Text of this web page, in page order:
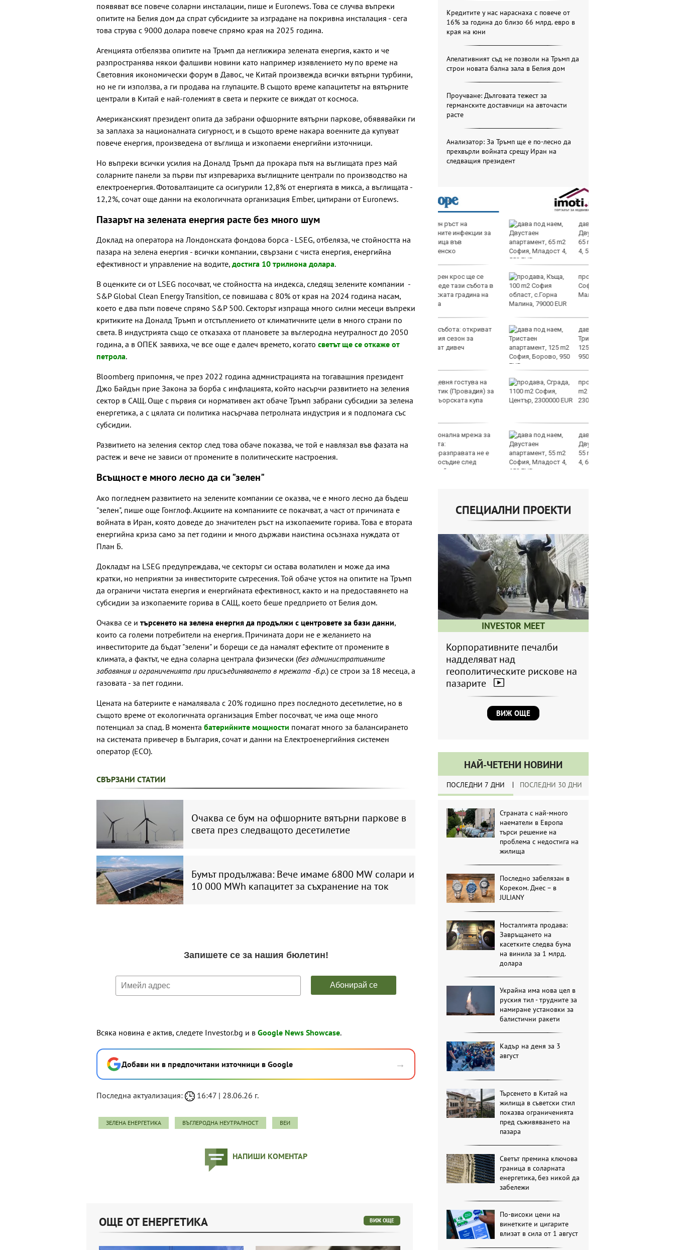
появяват все повече соларни инсталации, пише и Euronews. Това се случва въпреки
опитите на Белия дом да спрат субсидиите за изградане на покривна инсталация - сега
това струва с 9000 долара повече спрямо края на 2025 година.
Агенцията отбелязва опитите на Тръмп да неглижира зелената енергия, както и че
разпространява някои фалшиви новини като например изявлението му по време на
Световния икономически форум в Давос, че Китай произвежда всички вятърни турбини,
но не ги използва, а ги продава на глупаците. В същото време капацитетът на вятърните
централи в Китай е най-големият в света и перките се виждат от космоса.
Американският президент опита да забрани офшорните вятърни паркове, обявявайки ги
за заплаха за националната сигурност, и в същото време накара военните да купуват
повече енергия, произведена от въглища и изкопаеми енергийни източници.
Но въпреки всички усилия на Доналд Тръмп да прокара пътя на въглищата през май
соларните панели за първи път изпревариха въглищните централи по производство на
електроенергия. Фотовалтаиците са осигурили 12,8% от енергията в микса, а въглищата -
12,2%, сочат още данни на екологичната организация Ember, цитирани от Euronews.
Пазарът на зелената енергия расте без много шум
Доклад на оператора на Лондонската фондова борса - LSEG, отбеляза, че стойността на
пазара на зелена енергия - всички компании, свързани с чиста енергия, енергийна
ефективност и управление на водите, достига 10 трилиона долара.
В оценките си от LSEG посочват, че стойността на индекса, следящ зелените компании -
S&P Global Clean Energy Transition, се повишава с 80% от края на 2024 година насам,
което е два пъти повече спрямо S&P 500. Секторът изпраща много силни месеци въпреки
критиките на Доналд Тръмп и отстъплението от климатичните цели в много страни по
света. В индустрията също се отказаха от плановете за въглеродна неутралност до 2050
година, а в ОПЕК заявиха, че все още е далеч времето, когато светът ще се откаже от
петрола.
Bloomberg припомня, че през 2022 година адмнистрацията на тогавашния президент
Джо Байдън прие Закона за борба с инфлацията, който насърчи развитието на зеления
сектор в САЩ. Още с първия си нормативен акт обаче Тръмп забрани субсидии за зелена
енергетика, а с цялата си политика насърчава петролната индустрия и я подпомага със
субсидии.
Развитието на зеления сектор след това обаче показва, че той е навлязал във фазата на
растеж и вече не зависи от промените в политическите настроения.
Всъщност е много лесно да си "зелен"
Ако погледнем развитието на зелените компании се оказва, че е много лесно да бъдеш
"зелен", пише още Гонглоф. Акциите на компаниите се покачват, а част от причината е
войната в Иран, която доведе до значителен ръст на изкопаемите горива. Това е втората
енергийна криза само за пет години и много държави наистина осъзнаха нуждата от
План Б.
Докладът на LSEG предупреждава, че секторът си остава волатилен и може да има
кратки, но неприятни за инвеститорите сътресения. Той обаче устоя на опитите на Тръмп
да ограничи чистата енергия и енергийната ефективност, както и на предоставянето на
субсидии за изкопаемите горива в САЩ, което беше предприето от Белия дом.
Очаква се и търсенето на зелена енергия да продължи с центровете за бази данни,
които са големи потребители на енергия. Причината дори не е желанието на
инвеститорите да бъдат "зелени" и борещи се да намалят ефектите от промените в
климата, а фактът, че една соларна централа физически (без административните
забавяния и ограниченията при присъединяването в мрежата -б.р.) се строи за 18 месеца, а
газовата - за пет години.
Цената на батериите е намалявала с 20% годишно през последното десетилетие, но в
същото време от екологичната организация Ember посочват, че има още много
потенциал за спад. В момента батерийните мощности помагат много за балансирането
на системата привечер в България, сочат и данни на Електроенергийния системен
оператор (ЕСО).
СВЪРЗАНИ СТАТИИ
Очаква се бум на офшорните вятърни паркове в
света през следващото десетилетие
Бумът продължава: Вече имаме 6800 MW солари и
10 000 MWh капацитет за съхранение на ток
Всяка новина е актив, следете Investor.bg и в Google News Showcase.
Добави ни в предпочитани източници в Google →
Последна актуализация: 16:47 | 28.06.26 г.
ЗЕЛЕНА ЕНЕРГЕТИКА ВЪГЛЕРОДНА НЕУТРАЛНОСТ ВЕИ
НАПИШИ КОМЕНТАР
Кредитите у нас нараснаха с повече от
16% за година до близо 66 млрд. евро в
края на юни
Апелативният съд не позволи на Тръмп да
строи новата бална зала в Белия дом
Проучване: Дълговата тежест за
германските доставчици на авточасти
расте
Анализатор: За Тръмп ще е по-лесно да
прехвърли войната срещу Иран на
следващия президент
седмица във
Варненско
проведе тази събота в
Морската градина на
Тази събота: откриват
ловния сезон за
пернат дивеч
ФК Девня гостува на
Атлетик (Провадия) за
Аматьорската купа
децата:
дава под наем,
Двустаен апартамент,
65 m2 София, Младост
4, 550 EUR
продава, Къща, 100 m2
София област, с.Горна
Малина, 79000 EUR
дава под наем,
Тристаен апартамент,
125 m2 София, Борово,
950 EUR
продава, Сграда, 1100
m2 София, Център,
2300000 EUR
дава под наем,
Двустаен апартамент,
55 m2 София, Младост
4, 650 EUR
СПЕЦИАЛНИ ПРОЕКТИ
INVESTOR MEET
Корпоративните печалби
надделяват над
геополитическите рискове на
пазарите
ВИЖ ОЩЕ
НАЙ-ЧЕТЕНИ НОВИНИ
ПОСЛЕДНИ 7 ДНИ ПОСЛЕДНИ 30 ДНИ
Страната с най-много
наематели в Европа
търси решение на
проблема с недостига на
жилища
Последно забелязан в
Кореком. Днес – в
JULIANY
Носталгията продава:
Завръщането на
касетките следва бума
на винила за 1 млрд.
долара
Украйна има нова цел в
руския тил - трудните за
намиране установки за
балистични ракети
Кадър на деня за 3
август
Търсенето в Китай на
жилища в съветски стил
показва ограниченията
пред съживяването на
пазара
Светът премина ключова
граница в соларната
енергетика, без никой да
забележи
По-високи цени на
винетките и цигарите
влизат в сила от 1 август
ОЩЕ ОТ ЕНЕРГЕТИКА ВИЖ ОЩЕ